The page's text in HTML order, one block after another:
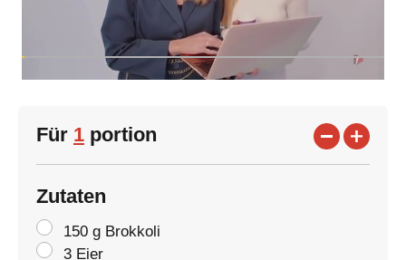
Für 1 portion
Zutaten
150 g Brokkoli
3 Eier